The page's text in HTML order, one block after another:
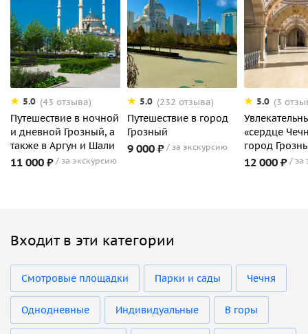
5.0 (43 отзыва)
Путешествие в ночной
и дневной Грозный, а
также в Аргун и Шали
11 000 ₽ за экскурсию
5.0 (232 отзыва)
Путешествие в город
Грозный
9 000 ₽ за экскурсию
5.0 (3
«сердце
город
12 000 ₽ за
Входит в эти категории
Смотровые площадки Парки и сады Чечня
Однодневные Индивидуальные В горы